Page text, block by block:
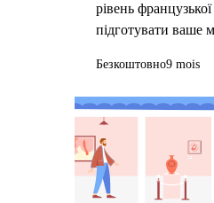
рівень
підготувати ваше
Безкоштовно9 mois